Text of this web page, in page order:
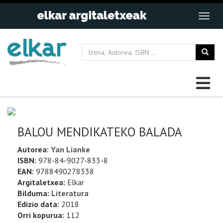
BALOU MENDIKATEKO BALADA
Autorea: Yan Lianke
ISBN: 978-84-9027-833-8
EAN: 9788490278338
Argitaletxea: Elkar
Bilduma: Literatura
Edizio data: 2018
Orri kopurua: 112